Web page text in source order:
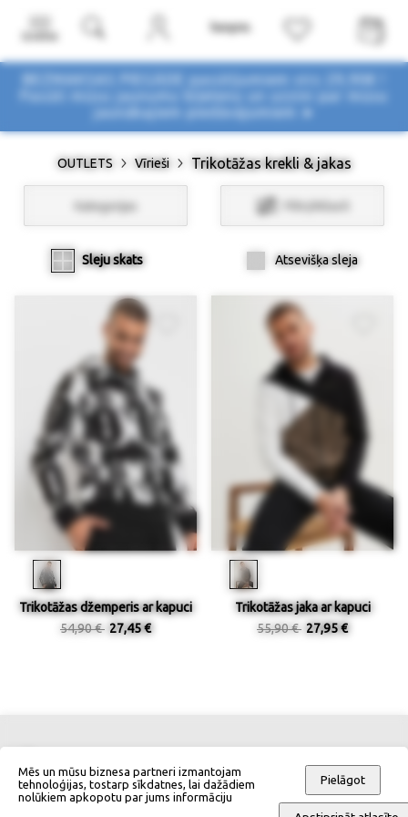
BEZMAKSAS PIEGĀDE pasūtījumiem virs 29,90€ !
Pasūti mūsu jaunumu biļetenu un uzzini par mūsu
OUTLETS Vīrieši Trikotāžas krekli & jakas
Kategorijas Filtri/Atlasīt
Sleju skats Atsevišķa sleja
Trikotāžas džemperis ar kapuci
54,90 € 27,45 €
Trikotāžas jaka ar kapuci
55,90 € 27,95 €
Kontakti Izmēru tabulas
Mēs un mūsu biznesa partneri izmantojam
tehnoloģijas, tostarp sīkdatnes, lai dažādiem
nolūkiem apkopotu par jums informāciju
Pielāgot